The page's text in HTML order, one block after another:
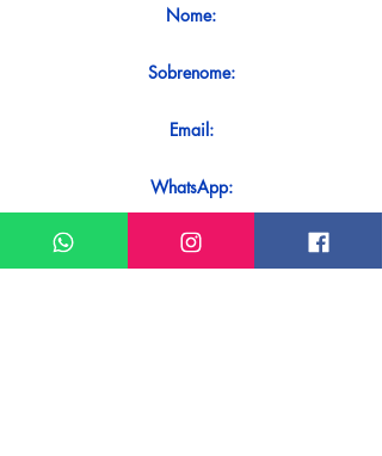
Nome:
Sobrenome:
Email:
WhatsApp:
Mensagem: